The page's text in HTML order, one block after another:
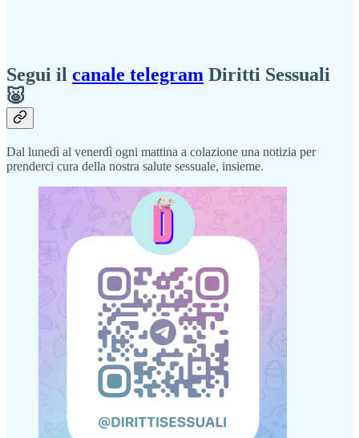
Segui il canale telegram Diritti Sessuali
🐷
Dal lunedì al venerdì ogni mattina a colazione una notizia per
prenderci cura della nostra salute sessuale, insieme.